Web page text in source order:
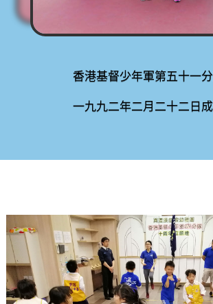
香港基督少年軍第五十一
一九九二年二月二十二日